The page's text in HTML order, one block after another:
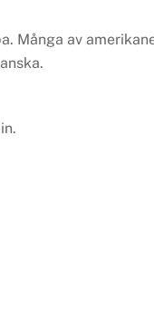
Många av